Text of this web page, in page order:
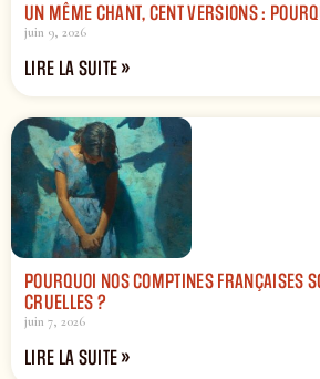
UN MÊME CHANT, CENT VERSIONS :
juin 9, 2026
LIRE LA SUITE »
POURQUOI NOS COMPTINES FRANÇAISES
CRUELLES ?
juin 7, 2026
LIRE LA SUITE »